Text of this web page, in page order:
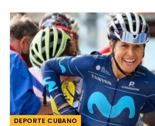
DEPORTE CUBANO